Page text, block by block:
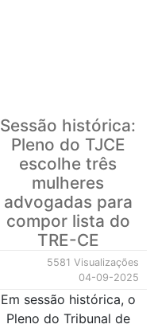
Sessão histórica:
Pleno do TJCE
escolhe três
mulheres
advogadas para
compor lista do
TRE-CE
5581 Visualizações
04-09-2025
Em sessão histórica, o
Pleno do Tribunal de